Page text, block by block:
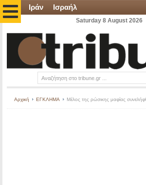
Ιράν Ισραήλ
Saturday 8 August 2026
Αρχική ΕΓΚΛΗΜΑ Μέλος της ρώσικης μαφίας